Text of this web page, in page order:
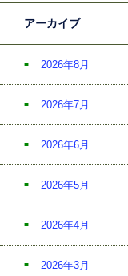
アーカイブ
2026年8月
2026年7月
2026年6月
2026年5月
2026年4月
2026年3月